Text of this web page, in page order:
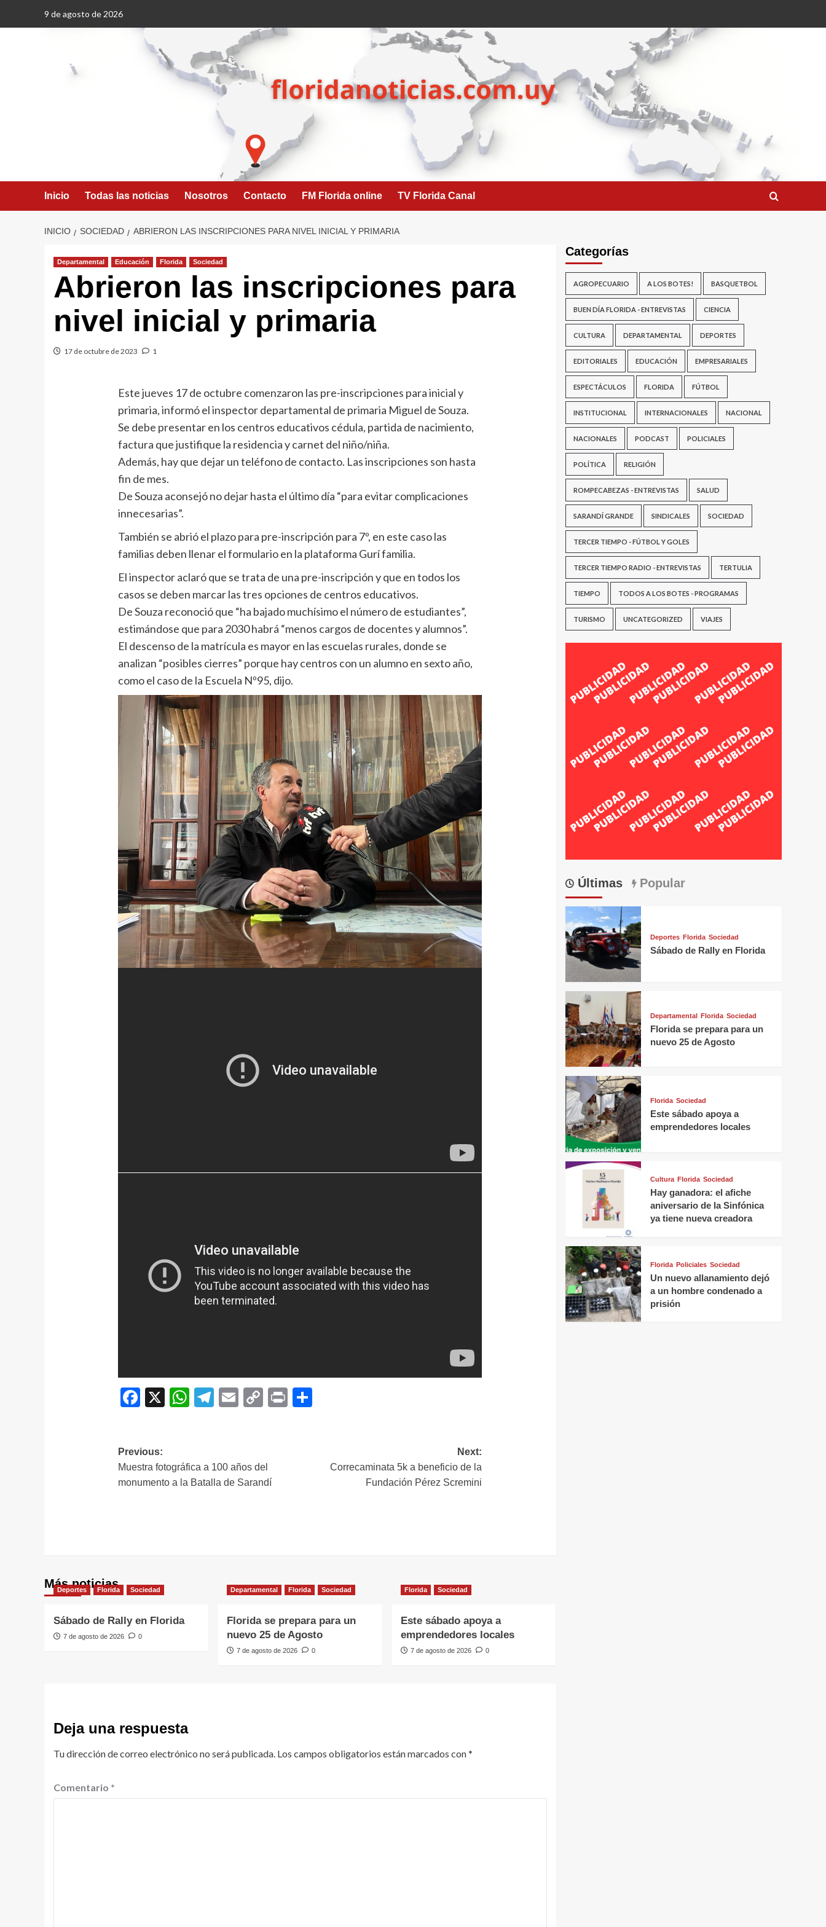
9 de agosto de 2026
Inicio Todas las noticias Nosotros Contacto FM Florida online TV Florida Canal
INICIO SOCIEDAD ABRIERON LAS INSCRIPCIONES PARA NIVEL INICIAL Y PRIMARIA
Departamental Educación Florida Sociedad
Abrieron las inscripciones para
nivel inicial y primaria
17 de octubre de 2023 1
Este jueves 17 de octubre comenzaron las pre-inscripciones para inicial y
primaria, informó el inspector departamental de primaria Miguel de Souza.
Se debe presentar en los centros educativos cédula, partida de nacimiento,
factura que justifique la residencia y carnet del niño/niña.
Además, hay que dejar un teléfono de contacto. Las inscripciones son hasta
fin de mes.
De Souza aconsejó no dejar hasta el último día “para evitar complicaciones
innecesarias”.
También se abrió el plazo para pre-inscripción para 7º, en este caso las
familias deben llenar el formulario en la plataforma Gurí familia.
El inspector aclaró que se trata de una pre-inscripción y que en todos los
casos se deben marcar las tres opciones de centros educativos.
De Souza reconoció que “ha bajado muchísimo el número de estudiantes”,
estimándose que para 2030 habrá “menos cargos de docentes y alumnos”.
El descenso de la matrícula es mayor en las escuelas rurales, donde se
analizan “posibles cierres” porque hay centros con un alumno en sexto año,
como el caso de la Escuela Nº95, dijo.
Facebook
X WhatsApp
Telegram
EmailCopyPrint
Navegación
de
Previous:
Muestra fotográfica a 100 años del
monumento a la Batalla de Sarandí
Next:
Correcaminata 5k a beneficio de la
Fundación Pérez Scremini
Más noticias
Deportes Florida Sociedad
Sábado de Rally en Florida
7 de agosto de 2026 0
Departamental Florida Sociedad
Florida se prepara para un
nuevo 25 de Agosto
7 de agosto de 2026 0
Florida Sociedad
Este sábado apoya a
emprendedores locales
7 de agosto de 2026 0
Deja una respuesta
Tu dirección de correo electrónico no será publicada. Los campos obligatorios están marcados con*
Comentario *
Categorías
AGROPECUARIO A LOS BOTES! BASQUETBOL
BUEN DÍA FLORIDA - ENTREVISTAS CIENCIA
CULTURA DEPARTAMENTAL DEPORTES
EDITORIALES EDUCACIÓN EMPRESARIALES
ESPECTÁCULOS FLORIDA FÚTBOL
INSTITUCIONAL INTERNACIONALES NACIONAL
NACIONALES PODCAST POLICIALES
POLÍTICA RELIGIÓN
ROMPECABEZAS - ENTREVISTAS SALUD
SARANDÍ GRANDE SINDICALES SOCIEDAD
TERCER TIEMPO - FÚTBOL Y GOLES
TERCER TIEMPO RADIO - ENTREVISTAS TERTULIA
TIEMPO TODOS A LOS BOTES - PROGRAMAS
TURISMO UNCATEGORIZED VIAJES
Últimas Popular
Deportes Florida Sociedad
Sábado de Rally en Florida
Departamental Florida Sociedad
Florida se prepara para un
nuevo 25 de Agosto
Florida Sociedad
Este sábado apoya a
emprendedores locales
Cultura Florida Sociedad
Hay ganadora: el afiche
aniversario de la Sinfónica
ya tiene nueva creadora
Florida Policiales Sociedad
Un nuevo allanamiento dejó
a un hombre condenado a
prisión